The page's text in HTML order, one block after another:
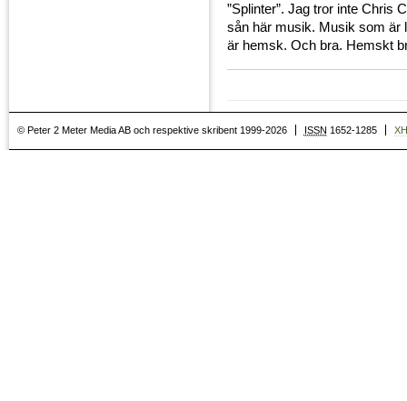
”Splinter”. Jag tror inte Chris
sån här musik. Musik som är
är hemsk. Och bra. Hemskt
© Peter 2 Meter Media AB och respektive skribent 1999-2026 ISSN 1652-1285